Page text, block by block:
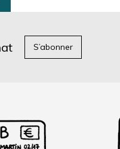
S’abonner